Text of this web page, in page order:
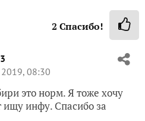
2 Спасибо!
2019, 08:30
это норм. Я тоже хочу
ищу инфу. Спасибо за